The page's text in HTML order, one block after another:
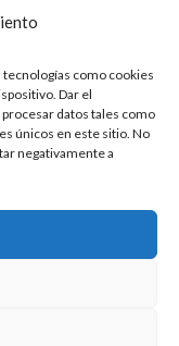
como cookies
Dar el
datos tales como
únicos en este sitio. No
negativamente a